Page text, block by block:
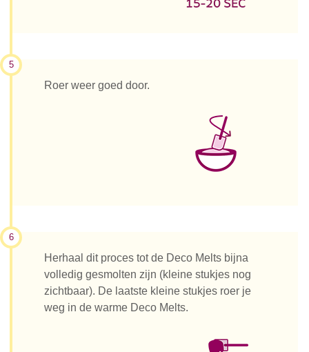
5
Roer weer goed door.
6
Herhaal dit proces tot de Deco Melts bijna
volledig gesmolten zijn (kleine stukjes nog
zichtbaar). De laatste kleine stukjes roer je
weg in de warme Deco Melts.